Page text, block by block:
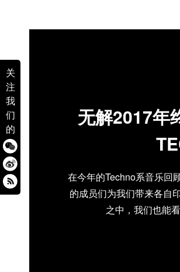
关
注
我
们
的
无解2017年
在今年的Techno系音乐回
的成员们为我们带来各自
之中，我们也能